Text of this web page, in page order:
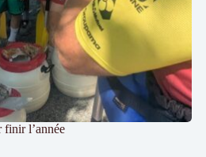
finir l’année